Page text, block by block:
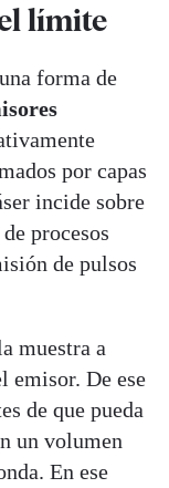
límite
forma de
por capas
incide sobre
procesos
de pulsos
muestra a
emisor. De ese
de que pueda
un volumen
En ese